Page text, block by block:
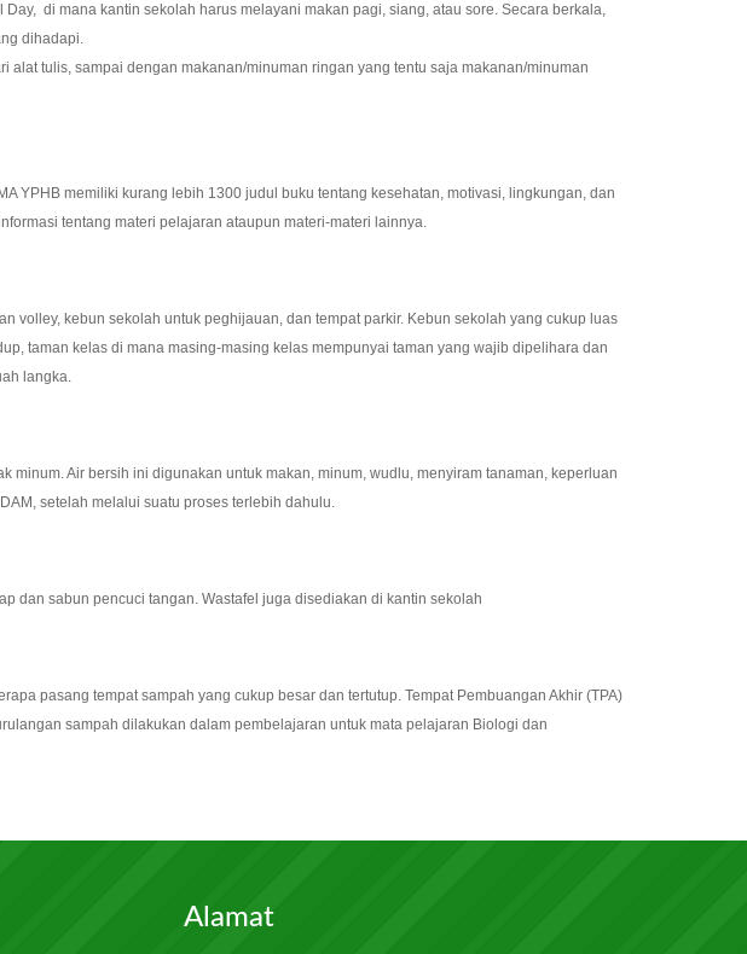
di mana kantin sekolah harus melayani makan pagi, siang, atau sore. Secara berkala,
dihadapi.
tulis, sampai dengan makanan/minuman ringan yang tentu saja makanan/minuman
YPHB memiliki kurang lebih 1300 judul buku tentang kesehatan, motivasi, lingkungan, dan
tentang materi pelajaran ataupun materi-materi lainnya.
volley, kebun sekolah untuk peghijauan, dan tempat parkir. Kebun sekolah yang cukup luas
taman kelas di mana masing-masing kelas mempunyai taman yang wajib dipelihara dan
langka.
Air bersih ini digunakan untuk makan, minum, wudlu, menyiram tanaman, keperluan
setelah melalui suatu proses terlebih dahulu.
sabun pencuci tangan. Wastafel juga disediakan di kantin sekolah
pasang tempat sampah yang cukup besar dan tertutup. Tempat Pembuangan Akhir (TPA)
sampah dilakukan dalam pembelajaran untuk mata pelajaran Biologi dan
Alamat